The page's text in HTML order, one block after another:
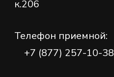
к.206
Телефон
+7 (877) 257-10-38